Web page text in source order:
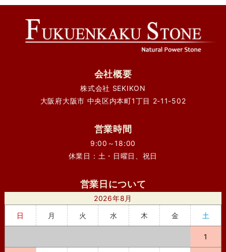
会社概要
株式会社 SEKIKON
大阪府大阪市 中央区内本町1丁目 2-11-502
営業時間
9:00～18:00
休業日：土・日曜日、祝日
営業日について
2026年8月
日
月 火 水 木 金 土
1